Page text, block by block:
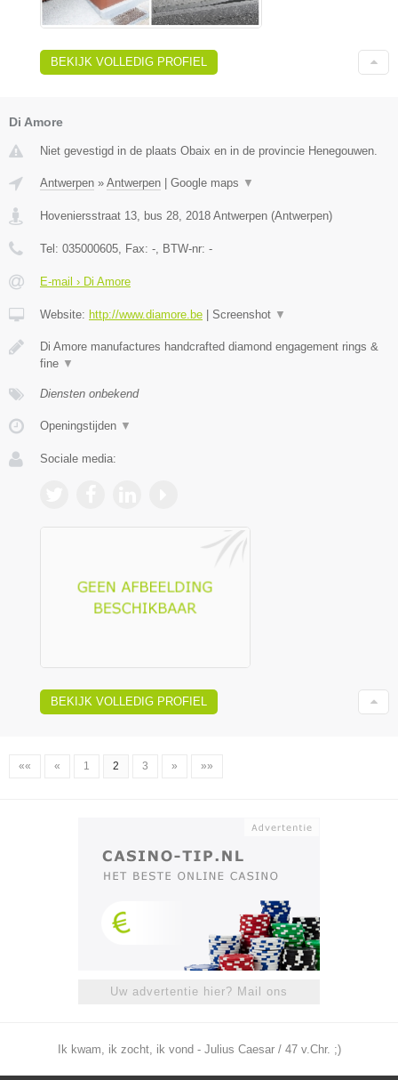
BEKIJK VOLLEDIG PROFIEL
Di Amore
Niet gevestigd in de plaats Obaix en in de provincie Henegouwen.
Antwerpen » Antwerpen Google maps ▼
Hoveniersstraat 13, bus 28, 2018 Antwerpen (Antwerpen)
Tel: 035000605, Fax: -, BTW-nr: -
E-mail › Di Amore
Website: http://www.diamore.be Screenshot ▼
Di Amore manufactures handcrafted diamond engagement rings &
fine ▼
Diensten onbekend
Openingstijden ▼
Sociale media:
BEKIJK VOLLEDIG PROFIEL
«« « 1 2 3 » »»
Uw advertentie hier? Mail ons
Ik kwam, ik zocht, ik vond - Julius Caesar / 47 v.Chr. ;)